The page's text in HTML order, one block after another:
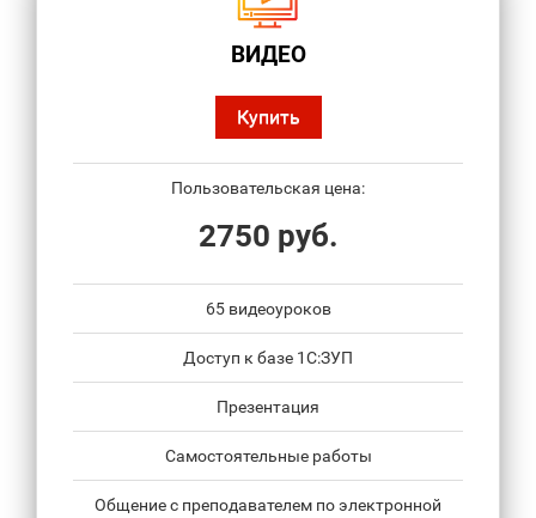
ВИДЕО
Купить
Пользовательская цена:
2750 руб.
65 видеоуроков
Доступ к базе 1С:ЗУП
Презентация
Самостоятельные работы
Общение с преподавателем по электронной